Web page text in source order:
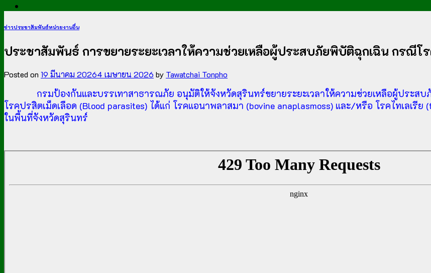
ข่าวประชาสัมพันธ์หน่วยงานอื่น
ประชาสัมพันธ์ การขยายระยะเวลาให้ความช่วยเหลือผู้ประสบภัยพิบัติฉุกเฉิน กรณีโ
Posted on 19 มีนาคม 20264 เมษายน 2026 by Tawatchai Tonpho
กรมป้องกันและบรรเทาสาธารณภัย อนุมัติให้จังหวัดสุรินทร์ขยายระยะเวลาให้ความช่วยเหลือผู้ประสบ
โรคปรสิตเม็ดเลือด (Blood parasites) ได้แก่ โรคแอนาพลาสมา (bovine anaplasmoss) และ/หรือ โรคไทเลเรี
ในพื้นที่จังหวัดสุรินทร์